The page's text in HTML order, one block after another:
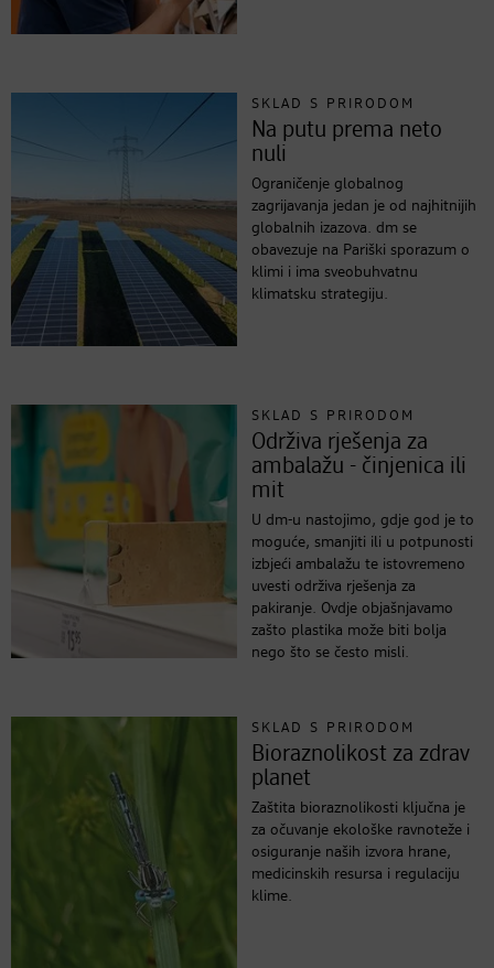
SKLAD S PRIRODOM
Na putu prema neto
nuli
Ograničenje globalnog
zagrijavanja jedan je od najhitnijih
globalnih izazova. dm se
obavezuje na Pariški sporazum o
klimi i ima sveobuhvatnu
klimatsku strategiju.
SKLAD S PRIRODOM
Održiva rješenja za
ambalažu - činjenica ili
mit
U dm-u nastojimo, gdje god je to
moguće, smanjiti ili u potpunosti
izbjeći ambalažu te istovremeno
uvesti održiva rješenja za
pakiranje. Ovdje objašnjavamo
zašto plastika može biti bolja
nego što se često misli.
SKLAD S PRIRODOM
Bioraznolikost za zdrav
planet
Zaštita bioraznolikosti ključna je
za očuvanje ekološke ravnoteže i
osiguranje naših izvora hrane,
medicinskih resursa i regulaciju
klime.